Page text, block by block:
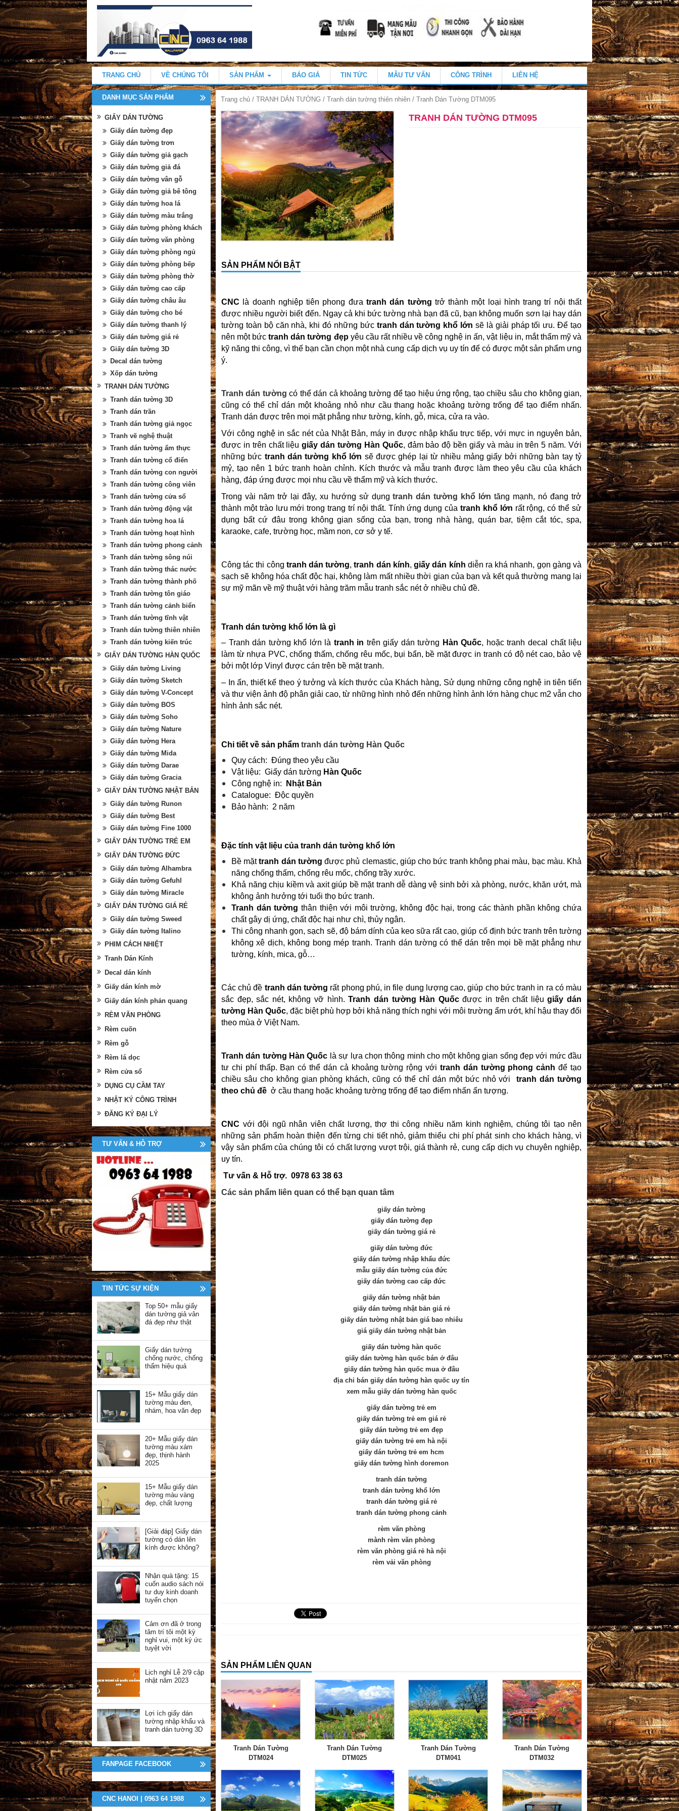
TRANG CHỦ VỀ CHÚNG TÔI SẢN PHẨM BÁO GIÁ TIN TỨC MẪU TƯ VẤN CÔNG TRÌNH LIÊN HỆ
Trang chủ / TRANH DÁN TƯỜNG / Tranh dán tường thiên nhiên / Tranh Dán Tường DTM095
TRANH DÁN TƯỜNG DTM095
SẢN PHẨM NỔI BẬT
CNC là doanh nghiệp tiên phong đưa tranh dán tường trở thành một loại hình trang trí nội thất
được nhiều người biết đến. Ngay cả khi bức tường nhà bạn đã cũ, bạn không muốn sơn lại hay dán
tường toàn bộ căn nhà, khi đó những bức tranh dán tường khổ lớn sẽ là giải pháp tối ưu. Để tạo
nên một bứctranh dán tường đẹpyêu cầu rất nhiều về công nghệ in ấn, vật liệu in, mắt thẩm mỹ và
kỹ năng thi công, vì thế bạn cần chọn một nhà cung cấp dịch vụ uy tín để có được một sản phẩm ưng
ý.
Tranh dán tường có thể dán cả khoảng tường để tạo hiệu ứng rộng, tạo chiều sâu cho không gian,
cũng có thể chỉ dán một khoảng nhỏ như cầu thang hoặc khoảng tường trống để tạo điểm nhấn.
Tranh dán được trên mọi mặt phẳng như tường, kính, gỗ, mica, cửa ra vào.
Với công nghệ in sắc nét của Nhật Bản, máy in được nhập khẩu trực tiếp, với mực in nguyên bản,
được in trên chất liệugiấy dán tường Hàn Quốc, đảm bảo độ bền giấy và màu in trên 5 năm. Với
những bức tranh dán tường khổ lớn sẽ được ghép lại từ nhiều mảng giấy bởi những bàn tay tỷ
mỷ, tạo nên 1 bức tranh hoàn chỉnh. Kích thước và mẫu tranh được làm theo yêu cầu của khách
hàng, đáp ứng được mọi nhu cầu về thẩm mỹ và kích thước.
Trong vài năm trở lại đây, xu hướng sử dụng tranh dán tường khổ lớn tăng mạnh, nó đang trở
thành một trào lưu mới trong trang trí nội thất. Tính ứng dụng của tranh khổ lớn rất rộng, có thể sử
dụng bất cứ đâu trong không gian sống của bạn, trong nhà hàng, quán bar, tiệm cắt tóc, spa,
karaoke, cafe, trường học, mầm non, cơ sở y tế.
Công tác thi công tranh dán tường,tranh dán kính,giấy dán kính diễn ra khá nhanh, gọn gàng và
sạch sẽ không hóa chất độc hại, không làm mất nhiều thời gian của bạn và kết quả thường mang lại
sự mỹ mãn về mỹ thuật với hàng trăm mẫu tranh sắc nét ở nhiều chủ đề.
Tranh dán tường khổ lớn là gì
– Tranh dán tường khổ lớn là tranh in trên giấy dán tường Hàn Quốc, hoặc tranh decal chất liệu
làm từ nhựa PVC, chống thấm, chống rêu mốc, bụi bẩn, bề mặt được in tranh có độ nét cao, bảo vệ
bởi một lớp Vinyl được cán trên bề mặt tranh.
– In ấn, thiết kế theo ý tưởng và kích thước của Khách hàng, Sử dụng những công nghệ in tiên tiến
và thư viện ảnh độ phân giải cao, từ những hình nhỏ đến những hình ảnh lớn hàng chục m2 vẫn cho
hình ảnh sắc nét.
Chi tiết về sản phẩm tranh dán tường Hàn Quốc
Quy cách: Đúng theo yêu cầu
Vật liệu: Giấy dán tường Hàn Quốc
Công nghệ in:
Nhật Bản
Catalogue: Độc quyền
Bảo hành: 2 năm
Đặc tính vật liệu của tranh dán tường khổ lớn
Bề mặttranh dán tường được phủ clemastic, giúp cho bức tranh không phai màu, bạc màu. Khả
năng chống thấm, chống rêu mốc, chống trầy xước.
Khả năng chịu kiềm và axit giúp bề mặt tranh dễ dàng vệ sinh bởi xà phòng, nước, khăn ướt, mà
không ảnh hưởng tới tuổi thọ bức tranh.
Tranh dán tường thân thiện với môi trường, không độc hại, trong các thành phần không chứa
chất gây dị ứng, chất độc hại như chì, thủy ngân.
Thi công nhanh gọn, sạch sẽ, độ bám dính của keo sữa rất cao, giúp cố định bức tranh trên tường
không xê dịch, không bong mép tranh. Tranh dán tường có thể dán trên mọi bề mặt phẳng như
tường, kính, mica, gỗ…
Các chủ đề tranh dán tường rất phong phú, in file dung lượng cao, giúp cho bức tranh in ra có màu
sắc đẹp, sắc nét, không vỡ hình. Tranh dán tường Hàn Quốc được in trên chất liệugiấy dán
tường Hàn Quốc, đặc biệt phù hợp bởi khả năng thích nghi với môi trường ẩm ướt, khí hậu thay đổi
theo mùa ở Việt Nam.
Tranh dán tường Hàn Quốc là sự lựa chọn thông minh cho một không gian sống đẹp với mức đầu
tư chi phí thấp. Bạn có thể dán cả khoảng tường rộng với tranh dán tường phong cảnh để tạo
chiều sâu cho không gian phòng khách, cũng có thể chỉ dán một bức nhỏ vớitranh dán tường
theo chủ đề ở cầu thang hoặc khoảng tường trống để tạo điểm nhấn ấn tượng.
CNC với đội ngũ nhân viên chất lượng, thợ thi công nhiều năm kinh nghiệm, chúng tôi tạo nên
những sản phẩm hoàn thiện đến từng chi tiết nhỏ, giảm thiểu chi phí phát sinh cho khách hàng, vì
vậy sản phẩm của chúng tôi có chất lượng vượt trội, giá thành rẻ, cung cấp dịch vụ chuyên nghiệp,
uy tín.
Tư vấn & Hỗ trợ. 0978 63 38 63
Các sản phẩm liên quan có thể bạn quan tâm
giấy dán tường
giấy dán tường đẹp
giấy dán tường giá rẻ
giấy dán tường đức
giấy dán tường nhập khẩu đức
mẫu giấy dán tường của đức
giấy dán tường cao cấp đức
giấy dán tường nhật bản
giấy dán tường nhật bản giá rẻ
giấy dán tường nhật bản giá bao nhiêu
giá giấy dán tường nhật bản
giấy dán tường hàn quốc
giấy dán tường hàn quốc bán ở đâu
giấy dán tường hàn quốc mua ở đâu
địa chỉ bán giấy dán tường hàn quốc uy tín
xem mẫu giấy dán tường hàn quốc
giấy dán tường trẻ em
giấy dán tường trẻ em giá rẻ
giấy dán tường trẻ em đẹp
giấy dán tường trẻ em hà nội
giấy dán tường trẻ em hcm
giấy dán tường hình doremon
tranh dán tường
tranh dán tường khổ lớn
tranh dán tường giá rẻ
tranh dán tường phong cảnh
rèm văn phòng
mành rèm văn phòng
rèm văn phòng giá rẻ hà nội
rèm vải văn phòng
SẢN PHẨM LIÊN QUAN
Tranh Dán Tường
DTM024
Tranh Dán Tường
DTM025
Tranh Dán Tường
DTM041
Tranh Dán Tường
DTM032
DANH MỤC SẢN PHẨM
GIẤY DÁN TƯỜNG
Giấy dán tường đẹp
Giấy dán tường trơn
Giấy dán tường giả gạch
Giấy dán tường giả đá
Giấy dán tường vân gỗ
Giấy dán tường giả bê tông
Giấy dán tường hoa lá
Giấy dán tường màu trắng
Giấy dán tường phòng khách
Giấy dán tường văn phòng
Giấy dán tường phòng ngủ
Giấy dán tường phòng bếp
Giấy dán tường phòng thờ
Giấy dán tường cao cấp
Giấy dán tường châu âu
Giấy dán tường cho bé
Giấy dán tường thanh lý
Giấy dán tường giá rẻ
Giấy dán tường 3D
Decal dán tường
Xốp dán tường
TRANH DÁN TƯỜNG
Tranh dán tường 3D
Tranh dán trần
Tranh dán tường giả ngọc
Tranh vẽ nghệ thuật
Tranh dán tường ẩm thực
Tranh dán tường cổ điển
Tranh dán tường con người
Tranh dán tường công viên
Tranh dán tường cửa sổ
Tranh dán tường động vật
Tranh dán tường hoa lá
Tranh dán tường hoạt hình
Tranh dán tường phong cảnh
Tranh dán tường sông núi
Tranh dán tường thác nước
Tranh dán tường thành phố
Tranh dán tường tôn giáo
Tranh dán tường cảnh biển
Tranh dán tường tĩnh vật
Tranh dán tường thiên nhiên
Tranh dán tường kiến trúc
GIẤY DÁN TƯỜNG HÀN QUỐC
Giấy dán tường Living
Giấy dán tường Sketch
Giấy dán tường V-Concept
Giấy dán tường BOS
Giấy dán tường Soho
Giấy dán tường Nature
Giấy dán tường Hera
Giấy dán tường Mida
Giấy dán tường Darae
Giấy dán tường Gracia
GIẤY DÁN TƯỜNG NHẬT BẢN
Giấy dán tường Runon
Giấy dán tường Best
Giấy dán tường Fine 1000
GIẤY DÁN TƯỜNG TRẺ EM
GIẤY DÁN TƯỜNG ĐỨC
Giấy dán tường Alhambra
Giấy dán tường Gefuhl
Giấy dán tường Miracle
GIẤY DÁN TƯỜNG GIÁ RẺ
Giấy dán tường Sweed
Giấy dán tường Italino
PHIM CÁCH NHIỆT
Tranh Dán Kính
Decal dán kính
Giấy dán kính mờ
Giấy dán kính phản quang
RÈM VĂN PHÒNG
Rèm cuốn
Rèm gỗ
Rèm lá dọc
Rèm cửa sổ
DỤNG CỤ CẦM TAY
NHẬT KÝ CÔNG TRÌNH
ĐĂNG KÝ ĐẠI LÝ
TƯ VẤN & HỖ TRỢ
TIN TỨC SỰ KIỆN
Top 50+ mẫu giấy
dán tường giả vân
đá đẹp như thật
Giấy dán tường
chống nước, chống
thấm hiệu quả
15+ Mẫu giấy dán
tường màu đen,
nhám, hoa văn đẹp
20+ Mẫu giấy dán
tường màu xám
đẹp, thịnh hành
2025
15+ Mẫu giấy dán
tường màu vàng
đẹp, chất lượng
[Giải đáp] Giấy dán
tường có dán lên
kính được không?
Nhận quà tặng: 15
cuốn audio sách nói
tư duy kinh doanh
tuyển chọn
Cảm ơn đã ở trong
tâm trí tôi một kỳ
nghỉ vui, một ký ức
tuyệt vời
Lịch nghỉ Lễ 2/9 cập
nhật năm 2023
Lợi ích giấy dán
tường nhập khẩu và
tranh dán tường 3D
FANPAGE FACEBOOK
CNC HANOI | 0963 64 1988